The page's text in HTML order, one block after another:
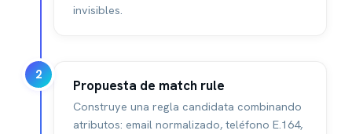
invisibles.
2
Propuesta de match rule
Construye una regla candidata combinando
atributos: email normalizado, teléfono E.164,